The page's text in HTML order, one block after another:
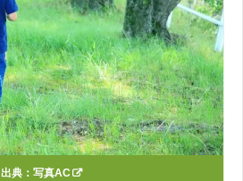
出典： 写真AC